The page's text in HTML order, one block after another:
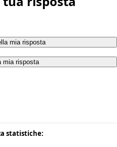
mia risposta
mia risposta
statistiche: